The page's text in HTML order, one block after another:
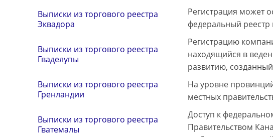
Выписки из торгового реестра
Эквадора
Выписки из торгового реестра
Гваделупы
Выписки из торгового реестра
Гренландии
Выписки из торгового реестра
Гватемалы
Регистрация может
федеральный
Регистрацию
находящийся в
развитию,
На уровне
местных
Доступ к
Правительством